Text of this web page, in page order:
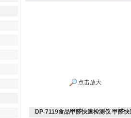
点击放大
DP-7119食品甲醛快速检测仪 甲醛